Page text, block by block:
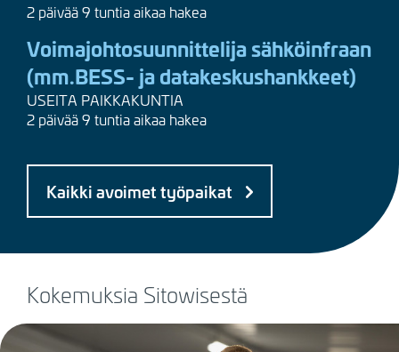
2 päivää 9 tuntia aikaa hakea
Voimajohtosuunnittelija sähköinfraan
(mm.BESS- ja datakeskushankkeet)
USEITA PAIKKAKUNTIA
2 päivää 9 tuntia aikaa hakea
Kaikki avoimet työpaikat
Kokemuksia Sitowisestä
Kuva